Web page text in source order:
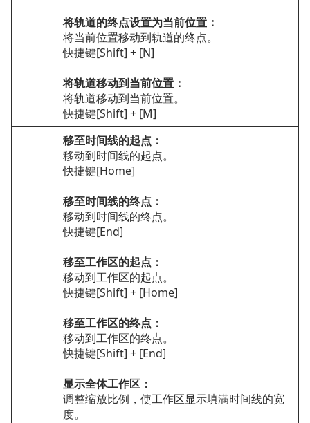
将轨道的终点设置为当前位置：
将当前位置移动到轨道的终点。
快捷键[Shift] + [N]
将轨道移动到当前位置：
将轨道移动到当前位置。
快捷键[Shift] + [M]
移至时间线的起点：
移动到时间线的起点。
快捷键[Home]
移至时间线的终点：
移动到时间线的终点。
快捷键[End]
移至工作区的起点：
移动到工作区的起点。
快捷键[Shift] + [Home]
移至工作区的终点：
移动到工作区的终点。
快捷键[Shift] + [End]
显示全体工作区：
调整缩放比例，使工作区显示填满时间线的宽
度。